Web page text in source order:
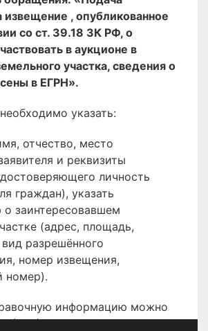
извещение , опубликованное
со ст. 39.18 ЗК РФ, о
в аукционе в
участка, сведения о
в ЕГРН».
указать:
отчество, место
и реквизиты
личность
граждан), указать
заинтересовавшем
(адрес, площадь,
разрешённого
номер извещения,
номер).
информацию можно
(496) 566-80-18.